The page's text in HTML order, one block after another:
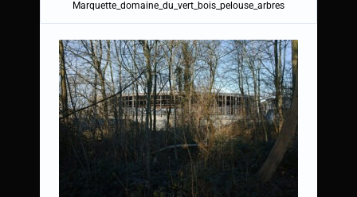
Marquette_domaine_du_vert_bois_pelouse_arbres